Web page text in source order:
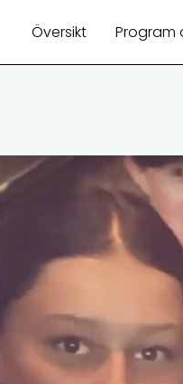
Översikt Program